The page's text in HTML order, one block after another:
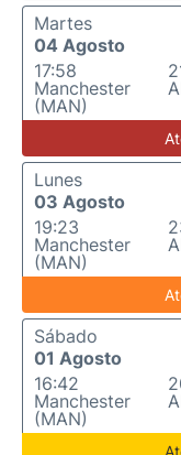
Martes
04 Agosto
17:58
Manchester
(MAN)
Lunes
03 Agosto
19:23
Manchester
(MAN)
Sábado
01 Agosto
16:42
Manchester
(MAN)